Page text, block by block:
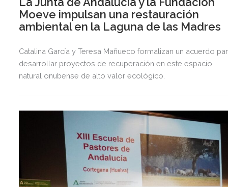
Moeve impulsan una restauración
ambiental en la Laguna de las Madres
Catalina García y Teresa Mañueco formalizan un acuerdo
desarrollar proyectos de recuperación en este espacio
natural onubense de alto valor ecológico.